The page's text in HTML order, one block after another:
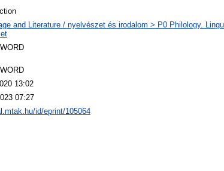
and Literature / nyelvészet és irodalom > P0 Philology.
13:02
07:27
id/eprint/105064